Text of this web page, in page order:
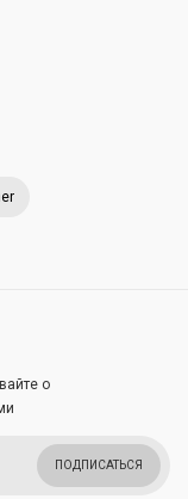
о
ПОДПИСАТЬСЯ